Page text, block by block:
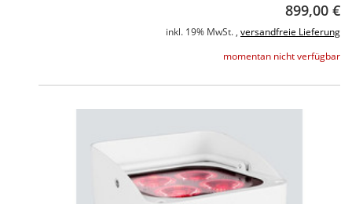
899,00 €
inkl. 19% MwSt. , versandfreie Lieferung
momentan nicht verfügbar